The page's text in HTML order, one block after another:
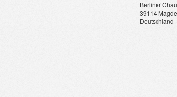
Berliner
39114
Deutschland